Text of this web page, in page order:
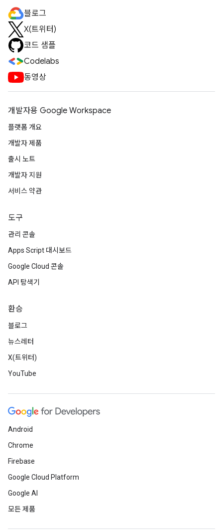
블로그
X(트위터)
코드 샘플
Codelabs
동영상
개발자용 Google Workspace
플랫폼 개요
개발자 제품
출시 노트
개발자 지원
서비스 약관
도구
관리 콘솔
Apps Script 대시보드
Google Cloud 콘솔
API 탐색기
환승
블로그
뉴스레터
X(트위터)
YouTube
Android
Chrome
Firebase
Google Cloud Platform
Google AI
모든 제품